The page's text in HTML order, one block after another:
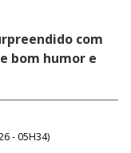
com
bom humor e
- 05H34)